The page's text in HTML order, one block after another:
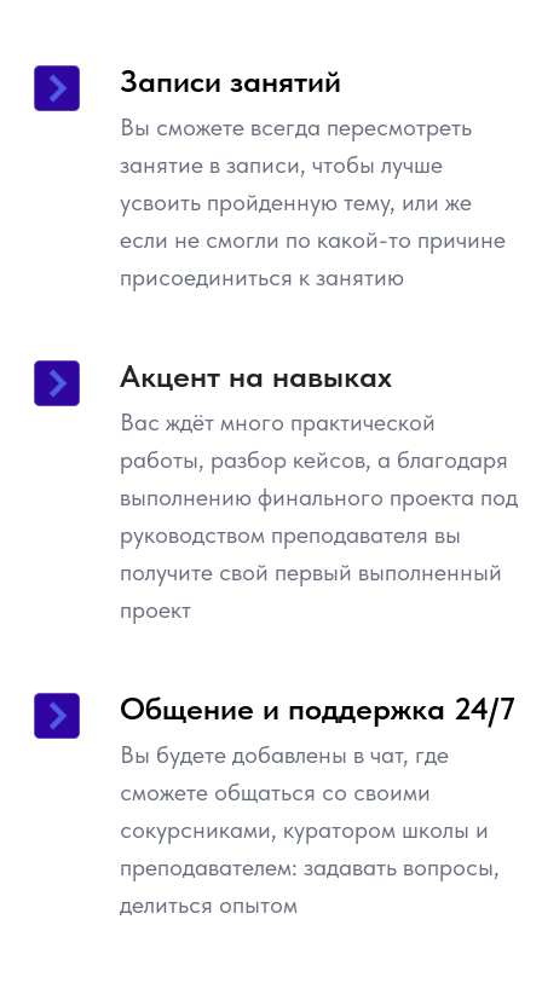
Записи занятий
Вы сможете всегда пересмотреть
занятие в записи, чтобы лучше
усвоить пройденную тему, или же
если не смогли по какой-то причине
присоединиться к занятию
Акцент на навыках
Вас ждёт много практической
работы, разбор кейсов, а благодаря
выполнению финального проекта под
руководством преподавателя вы
получите свой первый выполненный
проект
Общение и поддержка 24/7
Вы будете добавлены в чат, где
сможете общаться со своими
сокурсниками, куратором школы и
преподавателем: задавать вопросы,
делиться опытом
ФПМИ МФТИ